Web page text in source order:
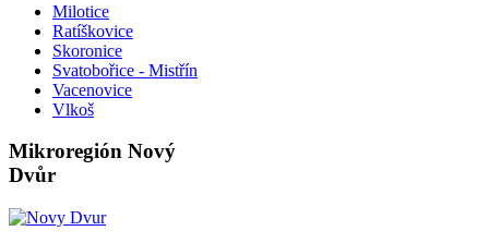
Milotice
Ratíškovice
Skoronice
Svatobořice - Mistřín
Vacenovice
Vlkoš
Mikroregión Nový
Dvůr